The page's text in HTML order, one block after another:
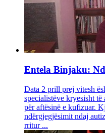
Entela Binjaku:
Data 2 prill prej vitesh
specialistëve kryesisht
për aftësinë e kufizuar.
ndërgjegjësimit ndaj
rritur ...